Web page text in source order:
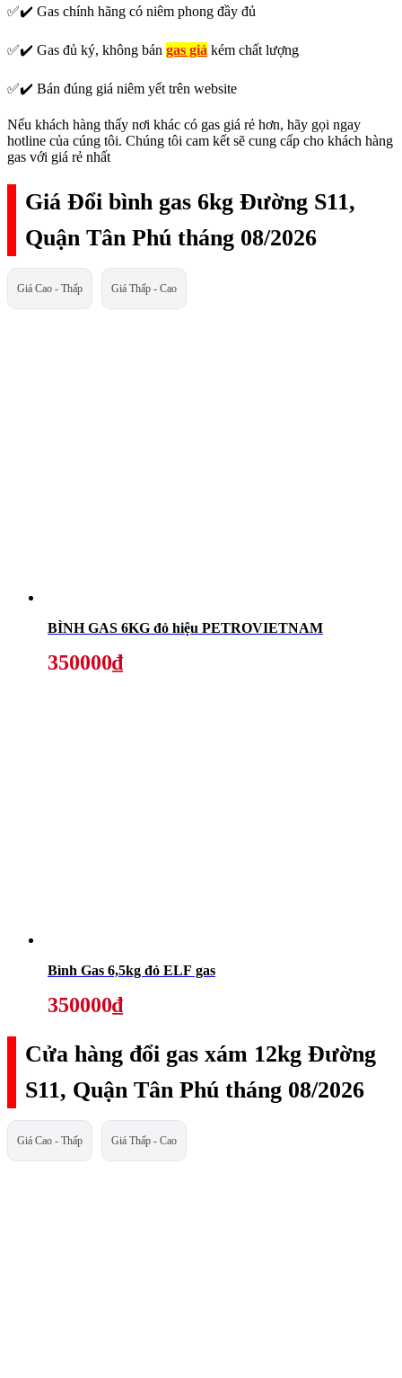
✅✔️ Gas chính hãng có niêm phong đầy đủ
✅✔️ Gas đủ ký, không bán gas giả kém chất lượng
✅✔️ Bán đúng giá niêm yết trên website
Nếu khách hàng thấy nơi khác có gas giá rẻ hơn, hãy gọi ngay
hotline của cúng tôi. Chúng tôi cam kết sẽ cung cấp cho khách hàng
gas với giá rẻ nhất
Giá Đổi bình gas 6kg Đường S11,
Quận Tân Phú tháng 08/2026
Giá Cao - Thấp Giá Thấp - Cao
BÌNH GAS 6KG đỏ hiệu PETROVIETNAM
350000₫
Bình Gas 6,5kg đỏ ELF gas
350000₫
Cửa hàng đổi gas xám 12kg Đường
S11, Quận Tân Phú tháng 08/2026
Giá Cao - Thấp Giá Thấp - Cao